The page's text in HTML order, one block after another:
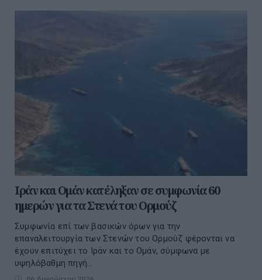
Ιράν και Ομάν κατέληξαν σε συμφωνία 60
ημερών για τα Στενά του Ορμούζ
Συμφωνία επί των βασικών όρων για την
επαναλειτουργία των Στενών του Ορμούζ φέρονται να
έχουν επιτύχει το Ιράν και το Ομάν, σύμφωνα με
υψηλόβαθμη πηγή...